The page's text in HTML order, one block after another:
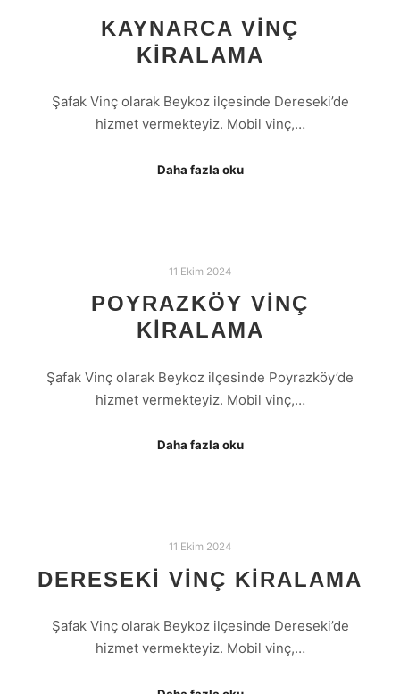
KAYNARCA VINÇ
KIRALAMA
Şafak Vinç olarak Beykoz ilçesinde Dereseki’de
hizmet vermekteyiz. Mobil vinç,…
Daha fazla oku
11 Ekim 2024
POYRAZKÖY VINÇ
KIRALAMA
Şafak Vinç olarak Beykoz ilçesinde Poyrazköy’de
hizmet vermekteyiz. Mobil vinç,…
Daha fazla oku
11 Ekim 2024
DERESEKI VINÇ KIRALAMA
Şafak Vinç olarak Beykoz ilçesinde Dereseki’de
hizmet vermekteyiz. Mobil vinç,…